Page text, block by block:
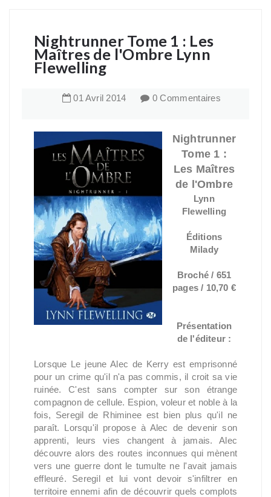
Nightrunner Tome 1 : Les
Maîtres de l'Ombre Lynn
Flewelling
01 Avril 2014 0 Commentaires
Nightrunner
Tome 1 :
Les Maîtres
de l'Ombre
Lynn
Flewelling
Éditions
Milady
Broché / 651
pages / 10,70 €
Présentation
de l'éditeur :
Lorsque Le jeune Alec de Kerry est emprisonné
pour un crime qu'il n'a pas commis, il croit sa vie
ruinée. C'est sans compter sur son étrange
compagnon de cellule. Espion, voleur et noble à la
fois, Seregil de Rhiminee est bien plus qu'il ne
paraît. Lorsqu'il propose à Alec de devenir son
apprenti, leurs vies changent à jamais. Alec
découvre alors des routes inconnues qui mènent
vers une guerre dont le tumulte ne l'avait jamais
effleuré. Seregil et lui vont devoir s'infiltrer en
territoire ennemi afin de découvrir quels complots